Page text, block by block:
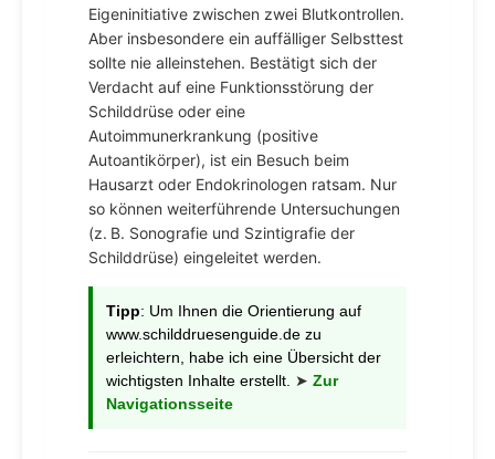
Eigeninitiative zwischen zwei Blutkontrollen.
Aber insbesondere ein auffälliger Selbsttest
sollte nie alleinstehen. Bestätigt sich der
Verdacht auf eine Funktionsstörung der
Schilddrüse oder eine
Autoimmunerkrankung (positive
Autoantikörper), ist ein Besuch beim
Hausarzt oder Endokrinologen ratsam. Nur
so können weiterführende Untersuchungen
(z. B. Sonografie und Szintigrafie der
Schilddrüse) eingeleitet werden.
Tipp: Um Ihnen die Orientierung auf
www.schilddruesenguide.de zu
erleichtern, habe ich eine Übersicht der
wichtigsten Inhalte erstellt. ➤ Zur
Navigationsseite